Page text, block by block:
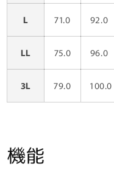
L 71.0 92.0
LL 75.0 96.0
3L 79.0 100.0
機能